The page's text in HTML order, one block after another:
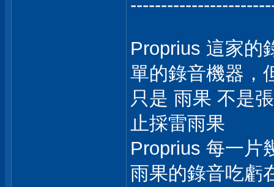
Proprius 這家的
單的錄音機器，
只是 雨果 不是
止採雷雨果
Proprius 每一片
雨果的錄音吃虧